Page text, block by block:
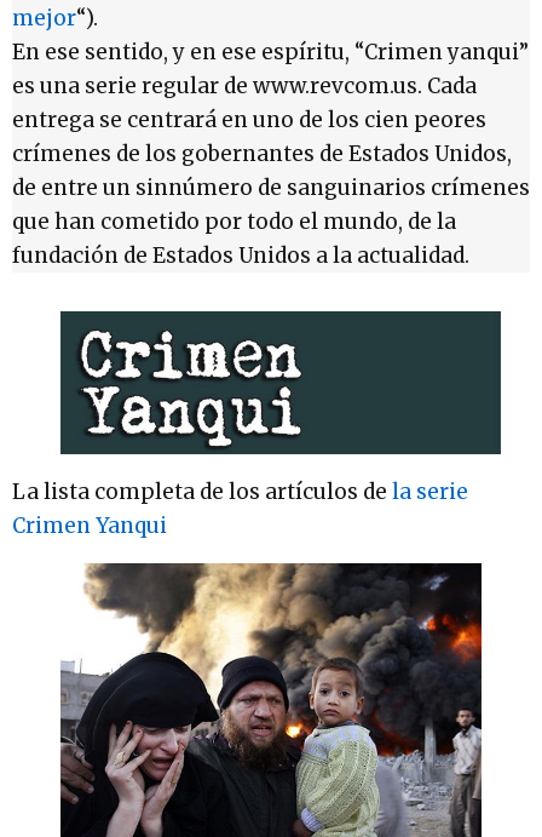
mejor“).
En ese sentido, y en ese espíritu, “Crimen yanqui”
es una serie regular de www.revcom.us. Cada
entrega se centrará en uno de los cien peores
crímenes de los gobernantes de Estados Unidos,
de entre un sinnúmero de sanguinarios crímenes
que han cometido por todo el mundo, de la
fundación de Estados Unidos a la actualidad.
La lista completa de los artículos de la serie
Crimen Yanqui